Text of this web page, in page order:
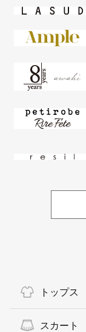
トップス
スカート